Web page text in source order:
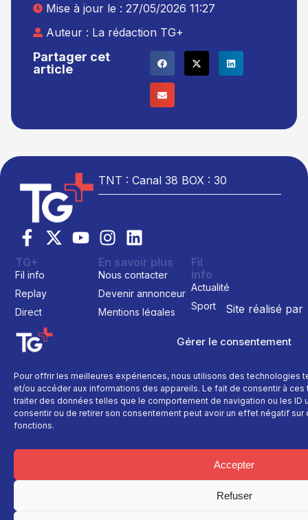
Gérer le consentement
Pour offrir les meilleures expériences, nous utilisons des technologies
et/ou accéder aux informations des appareils. Le fait de consentir à
traiter des données telles que le comportement de navigation ou les ID
consentir ou de retirer son consentement peut avoir un effet négatif
fonctions.
Accepter
Refuser
Partager cet
article
Mise à jour le : 27/05/2026 11:27
Auteur : La rédaction TG+
TNT : Canal 38 BOX : 30
Site réalisé par
TG+
Fil info
Replay
Direct
Programme TV
La chaine
En savoir plus
Nous contacter
Devenir annonceur
Mentions légales
Fil
info
Actualité
Sport
Recettes
divers
Événements
Économie
Culture